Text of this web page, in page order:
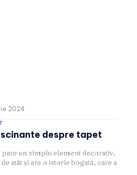
2024
despre tapet
un simplu element decorativ,
atât și are o istorie bogată, care a